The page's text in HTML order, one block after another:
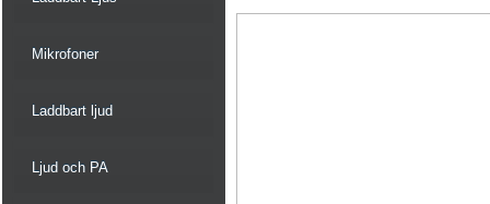
Mikrofoner
Laddbart ljud
Ljud och PA